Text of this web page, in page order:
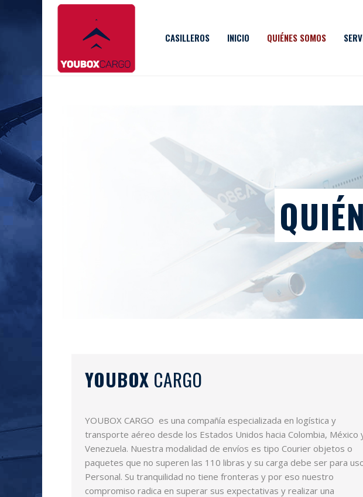
CASILLEROS INICIO QUIÉNES SOMOS
YOUBOX CARGO
YOUBOX CARGO es una compañía especializada en logística y
transporte aéreo desde los Estados Unidos hacia Colombia, México
Venezuela. Nuestra modalidad de envíos es tipo Courier objetos o
paquetes que no superen las 110 libras y su carga debe ser para
Personal. Su tranquilidad no tiene fronteras y por eso nuestro
compromiso radica en superar sus expectativas y realizar una